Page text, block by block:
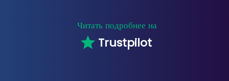
Читать подробнее на
Trustpilot